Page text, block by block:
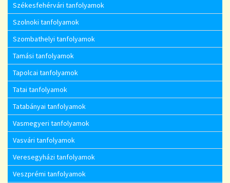
Székesfehérvári tanfolyamok
Szolnoki tanfolyamok
Szombathelyi tanfolyamok
Tamási tanfolyamok
Tapolcai tanfolyamok
Tatai tanfolyamok
Tatabányai tanfolyamok
Vasmegyeri tanfolyamok
Vasvári tanfolyamok
Veresegyházi tanfolyamok
Veszprémi tanfolyamok